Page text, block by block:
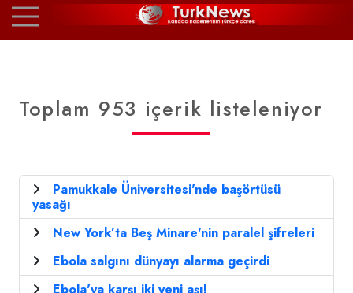
Toplam 953 içerik listeleniyor
Pamukkale Üniversitesi'nde başörtüsü
yasağı
New York’ta Beş Minare'nin paralel şifreleri
Ebola salgını dünyayı alarma geçirdi